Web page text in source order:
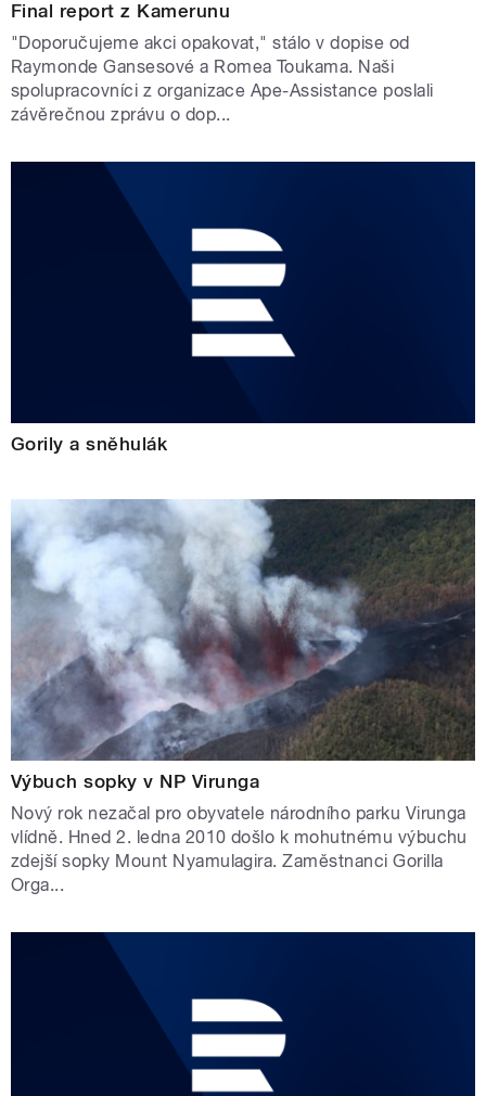
Final report z Kamerunu
"Doporučujeme akci opakovat," stálo v dopise od
Raymonde Gansesové a Romea Toukama. Naši
spolupracovníci z organizace Ape-Assistance poslali
závěrečnou zprávu o dop...
Gorily a sněhulák
Výbuch sopky v NP Virunga
Nový rok nezačal pro obyvatele národního parku Virunga
vlídně. Hned 2. ledna 2010 došlo k mohutnému výbuchu
zdejší sopky Mount Nyamulagira. Zaměstnanci Gorilla
Orga...